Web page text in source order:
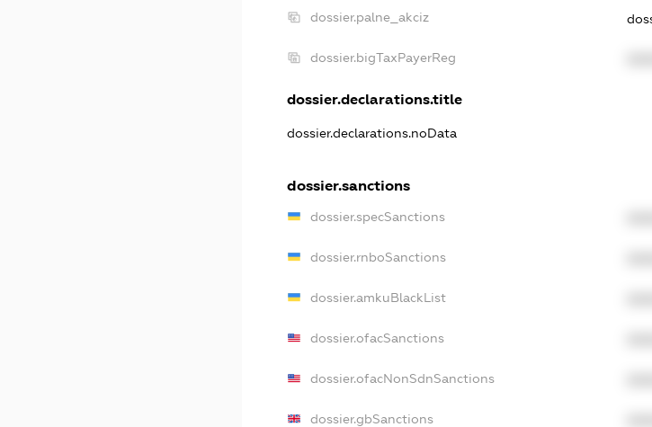
dossier.palne_akciz
dossier.bigTaxPayerReg
dossier.declarations.title
dossier.declarations.noData
dossier.sanctions
dossier.specSanctions
dossier.rnboSanctions
dossier.amkuBlackList
dossier.ofacSanctions
dossier.ofacNonSdnSanctions
dossier.gbSanctions